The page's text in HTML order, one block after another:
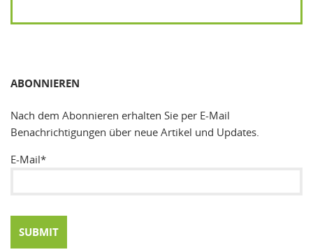
ABONNIEREN
Nach dem Abonnieren erhalten Sie per E-Mail
Benachrichtigungen über neue Artikel und Updates.
E-Mail*